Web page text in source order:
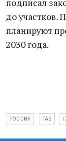
подписал
до участков.
планируют
2030 года.
РОССИЯ ГАЗ